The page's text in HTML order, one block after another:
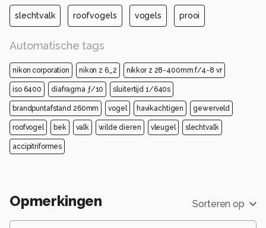
slechtvalk roofvogels vogels prooi
Automatische tags
nikon corporation nikon z 6_2 nikkor z 28-400mm f/4-8 vr
iso 6400 diafragma ƒ/10 sluitertijd 1/640s
brandpuntafstand 260mm vogel havikachtigen gewerveld
roofvogel bek valk wilde dieren vleugel slechtvalk
accipitriformes
Opmerkingen Sorteren op